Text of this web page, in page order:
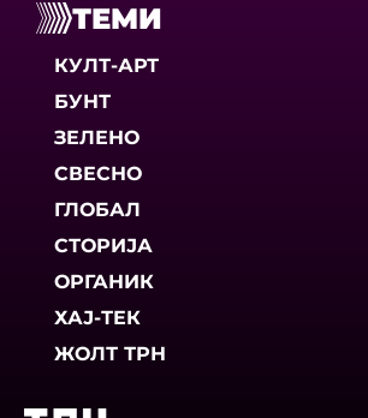
ТЕМИ
КУЛТ-АРТ
БУНТ
ЗЕЛЕНО
СВЕСНО
ГЛОБАЛ
СТОРИЈА
ОРГАНИК
ХАЈ-ТЕК
ЖОЛТ ТРН